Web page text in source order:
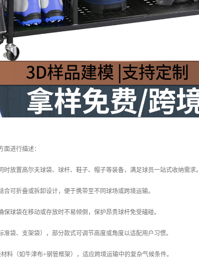
进行描述：
放置高尔夫球袋、球杆、鞋子、帽子等装备，满足球员一站式收纳需求。
可折叠或拆卸设计，便于携带至不同球场或跨境运输。
球袋在移动或存放时不易倾倒，保护昂贵球杆免受磕碰。
袋、支架袋），部分款式可调节高度或角度以适配用户习惯。
料（如牛津布+钢管框架），适应跨境运输中的复杂气候条件。